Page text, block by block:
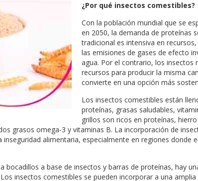
¿Por qué insectos comestibles?
Con la población mundial que se
en 2050, la demanda de proteínas
tradicional es intensiva en
las emisiones de gases de efecto
agua. Por el contrario, los insectos
recursos para producir la misma
convierte en una opción más
Los insectos comestibles están
proteínas, grasas saludables,
grillos son ricos en proteínas,
grasos omega-3 y vitaminas B. La incorporación de
inseguridad alimentaria, especialmente en regiones donde
bocadillos a base de insectos y barras de proteínas, hay
insectos comestibles se pueden incorporar a una